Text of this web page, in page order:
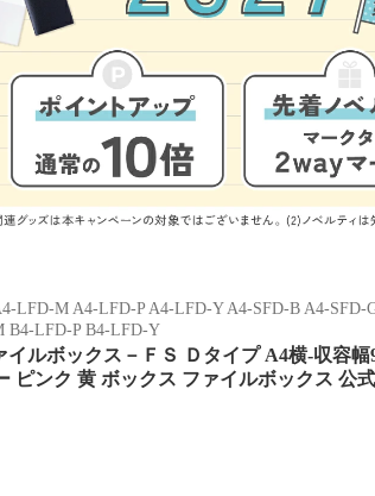
LFD-M A4-LFD-P A4-LFD-Y A4-SFD-B A4-SFD-
B4-LFD-P B4-LFD-Y
イルボックス－ＦＳ Ｄタイプ A4横-収容
ピンク 黄 ボックス ファイルボックス 公